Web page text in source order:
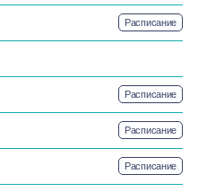
Расписание
Расписание
Расписание
Расписание